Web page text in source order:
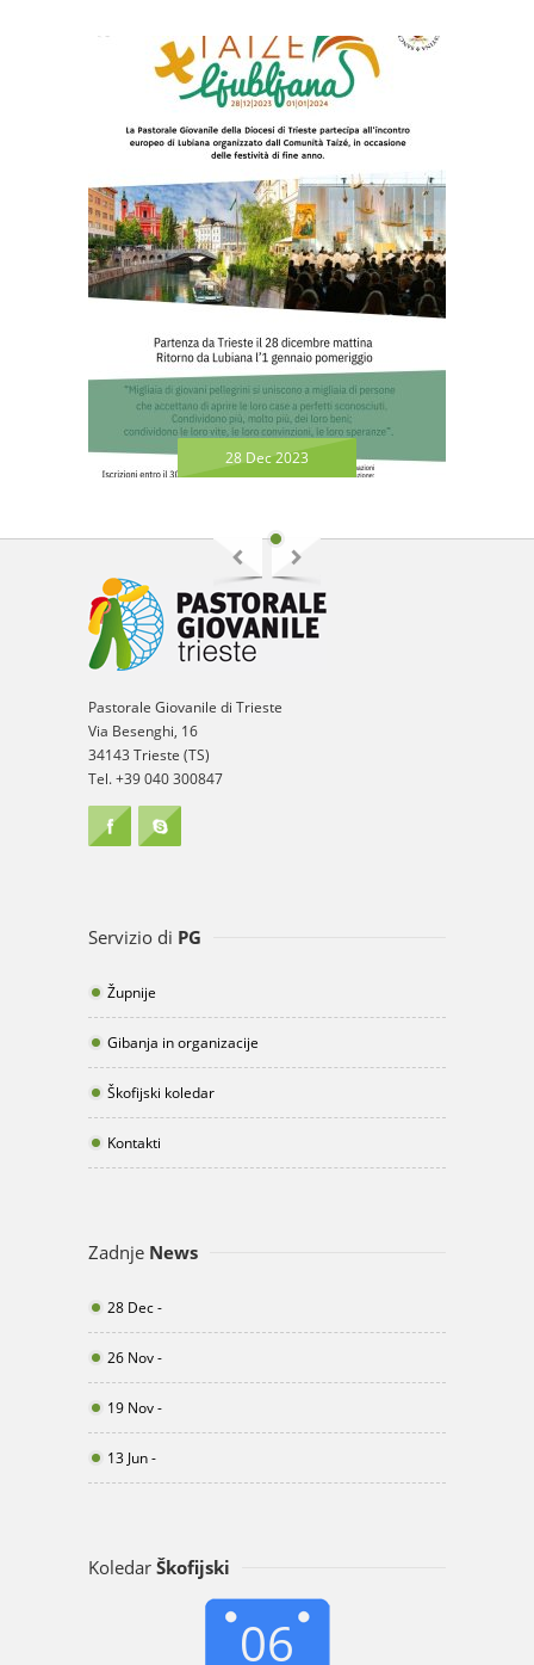
28 Dec 2023
Pastorale Giovanile di Trieste
Via Besenghi, 16
34143 Trieste (TS)
Tel. +39 040 300847
Servizio di PG
Župnije
Gibanja in organizacije
Škofijski koledar
Kontakti
Zadnje News
28 Dec -
26 Nov -
19 Nov -
13 Jun -
Koledar Škofijski
06